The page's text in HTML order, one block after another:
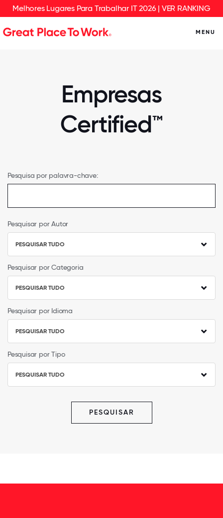
Melhores Lugares Para Trabalhar IT 2026 | VER RANKING
MENU
Empresas
Certified™
Pesquisa por palavra-chave:
Pesquisar por Autor
PESQUISAR TUDO
Pesquisar por Categoria
PESQUISAR TUDO
Pesquisar por Idioma
PESQUISAR TUDO
Pesquisar por Tipo
PESQUISAR TUDO
PESQUISAR